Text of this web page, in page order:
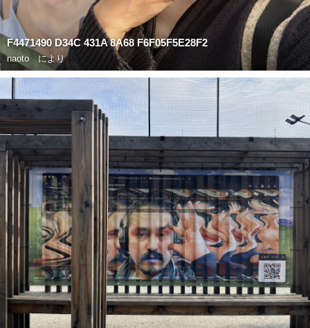
F4471490 D34C 431A 8A68 F6F05F5E28F2
naoto により